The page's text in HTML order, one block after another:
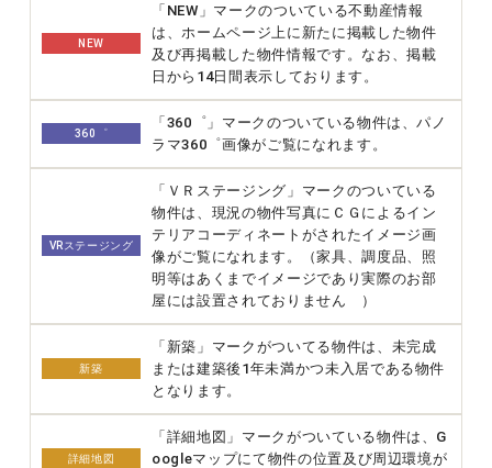
NEW
「NEW」マークのついている不動産情報
は、ホームページ上に新たに掲載した物件
及び再掲載した物件情報です。なお、掲載
日から14日間表示しております。
360゜
「360゜」マークのついている物件は、パノ
ラマ360゜画像がご覧になれます。
VRステージング
「ＶＲステージング」マークのついている
物件は、現況の物件写真にＣＧによるイン
テリアコーディネートがされたイメージ画
像がご覧になれます。（家具、調度品、照
明等はあくまでイメージであり実際のお部
屋には設置されておりません ）
新築
「新築」マークがついてる物件は、未完成
または建築後1年未満かつ未入居である物件
となります。
詳細地図
「詳細地図」マークがついている物件は、G
oogleマップにて物件の位置及び周辺環境が